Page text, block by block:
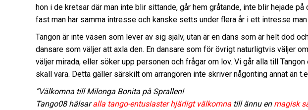
hon i de kretsar där man inte blir sittande, går hem gråtande, inte blir hejade
fast man har samma intresse och kanske setts under flera år i ett intresse man
Tangon är inte väsen som lever av sig själv, utan är en dans som är helt död
dansare som väljer att axla den. En dansare som för övrigt naturligtvis väljer
väljer mirada, eller söker upp personen och frågar om lov. Vi går alla till
skall vara. Detta gäller särskilt om arrangören inte skriver någonting annat än
”Välkomna till Milonga Bonita på Sprallen!
Tango08 hälsaralla tango-entusiaster hjärligt välkomna till ännu en magisk